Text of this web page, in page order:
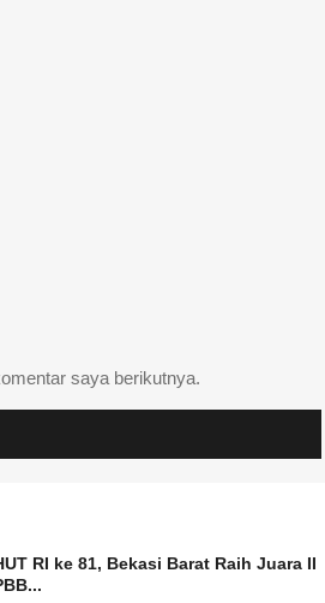
saya berikutnya.
RI ke 81, Bekasi Barat Raih Juara II